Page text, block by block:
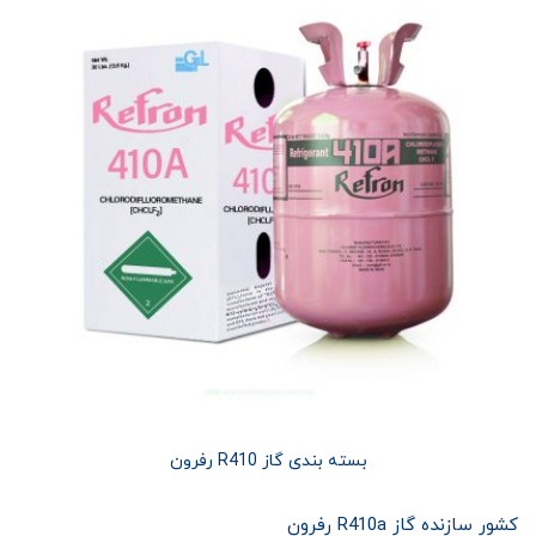
بسته بندی گاز R410 رفرون
کشور سازنده گاز R410a رفرون